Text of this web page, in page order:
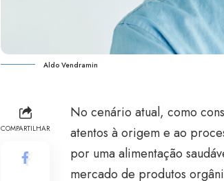
Aldo Vendramin
COMPARTILHAR
No cenário atual, como
atentos à origem e ao
por uma alimentação
mercado de produtos